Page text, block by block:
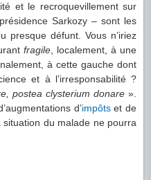
et le recroquevillement sur
Sarkozy – sont les
presque défunt. Vous n’iriez
fragile , localement, à une
à cette gauche dont
et à l’irresponsabilité ?
postea clysterium donare».
d’impôtset de
du malade ne pourra